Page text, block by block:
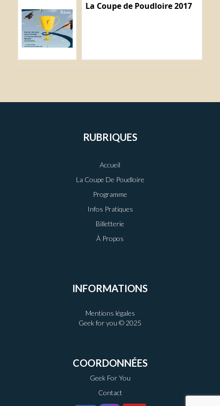
La Coupe de Poudloire 2017
RUBRIQUES
Accueil
La Coupe De Poudloire
Programme
Infos Pratiques
Billetterie
À Propos
INFORMATIONS
Mentions légales
Geek for you © 2025
COORDONNÉES
Geek For You
Contact